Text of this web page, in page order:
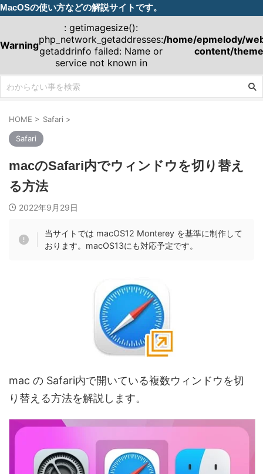
MacOSの使い方などの解説サイトです。
Warning
: getimagesize():
php_network_getaddresses:
getaddrinfo failed: Name or
service not known in
/home/epmelody/
content/
HOME > Safari >
Safari
macのSafari内でウィンドウを切り替え
る方法
2022年9月29日
当サイトでは macOS12 Monterey を基準に制作して
おります。macOS13にも対応予定です。
mac の Safari内で開いている複数ウィンドウを切
り替える方法を解説します。